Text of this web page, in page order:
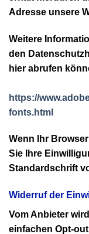
Adresse unsere
Weitere
den
hier abrufen
https://
fonts.html
Wenn Ihr
Sie Ihre
Standardschrift
Widerruf der
Vom Anbieter
einfachen Opt-